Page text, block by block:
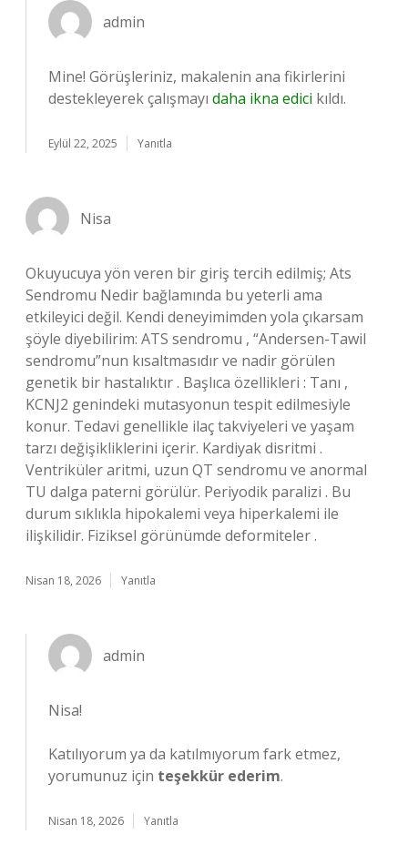
admin
Mine! Görüşleriniz, makalenin ana fikirlerini
destekleyerek çalışmayı daha ikna edici kıldı.
Eylül 22, 2025 Yanıtla
Nisa
Okuyucuya yön veren bir giriş tercih edilmiş; Ats
Sendromu Nedir bağlamında bu yeterli ama
etkileyici değil. Kendi deneyimimden yola çıkarsam
şöyle diyebilirim: ATS sendromu , “Andersen-Tawil
sendromu”nun kısaltmasıdır ve nadir görülen
genetik bir hastalıktır . Başlıca özellikleri : Tanı ,
KCNJ2 genindeki mutasyonun tespit edilmesiyle
konur. Tedavi genellikle ilaç takviyeleri ve yaşam
tarzı değişikliklerini içerir. Kardiyak disritmi .
Ventriküler aritmi, uzun QT sendromu ve anormal
TU dalga paterni görülür. Periyodik paralizi . Bu
durum sıklıkla hipokalemi veya hiperkalemi ile
ilişkilidir. Fiziksel görünümde deformiteler .
Nisan 18, 2026 Yanıtla
admin
Nisa!
Katılıyorum ya da katılmıyorum fark etmez,
yorumunuz için teşekkür ederim.
Nisan 18, 2026 Yanıtla